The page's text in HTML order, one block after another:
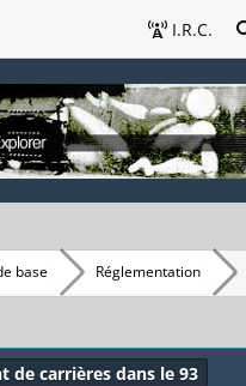
I.R.C.
base Réglementation
de carrières dans le 93